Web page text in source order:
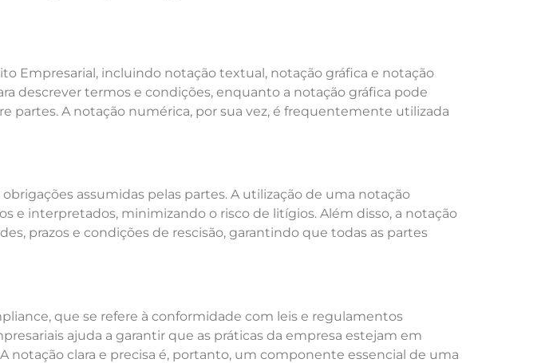
Empresarial, incluindo notação textual, notação gráfica e notação
descrever termos e condições, enquanto a notação gráfica pode
partes. A notação numérica, por sua vez, é frequentemente utilizada
assumidas pelas partes. A utilização de uma notação
interpretados, minimizando o risco de litígios. Além disso, a notação
prazos e condições de rescisão, garantindo que todas as partes
que se refere à conformidade com leis e regulamentos
ajuda a garantir que as práticas da empresa estejam em
notação clara e precisa é, portanto, um componente essencial de uma